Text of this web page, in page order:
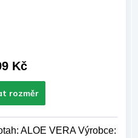
Kč
ALOE VERA Výrobce: